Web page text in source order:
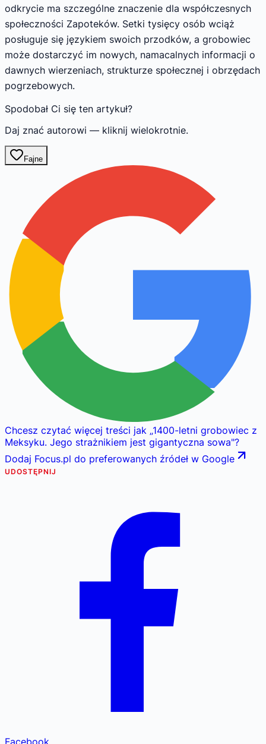
odkrycie ma szczególne znaczenie dla współczesnych
społeczności Zapoteków. Setki tysięcy osób wciąż
posługuje się językiem swoich przodków, a grobowiec
może dostarczyć im nowych, namacalnych informacji o
dawnych wierzeniach, strukturze społecznej i obrzędach
pogrzebowych.
Spodobał Ci się ten artykuł?
Daj znać autorowi — kliknij wielokrotnie.
Fajne
Chcesz czytać więcej treści jak „1400-letni grobowiec z
Meksyku. Jego strażnikiem jest gigantyczna sowa"?
Dodaj Focus.pl do preferowanych źródeł w Google
UDOSTĘPNIJ
Facebook